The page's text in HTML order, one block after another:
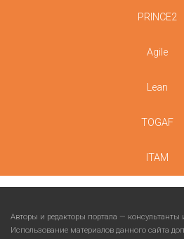
PRINCE2
Agile
Lean
TOGAF
ITAM
Авторы и редакторы портала —
Использование материалов данного сайта